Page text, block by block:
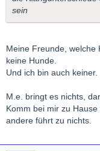
sein
Meine Freunde, welche
keine Hunde.
Und ich bin auch keiner.
M.e. bringt es nichts,
Komm bei mir zu
andere führt zu nichts.